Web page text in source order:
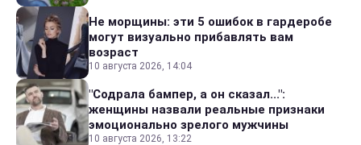
Не морщины: эти 5 ошибок в гардеробе
могут визуально прибавлять вам
возраст
10 августа 2026, 14:04
"Содрала бампер, а он сказал...":
женщины назвали реальные признаки
эмоционально зрелого мужчины
10 августа 2026, 13:22